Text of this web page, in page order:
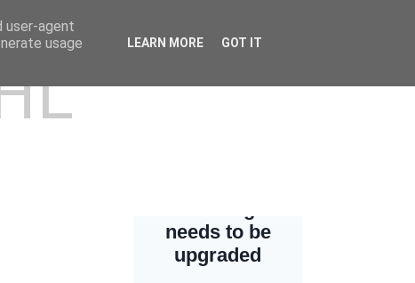
user-agent
usage
LEARN MORE GOT IT